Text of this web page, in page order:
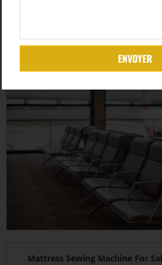
Mattress Sewing Machine For
ENVOYER